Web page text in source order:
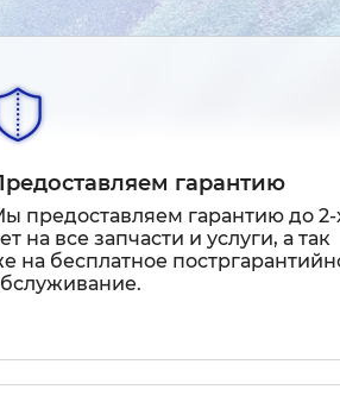
гарантию
предоставляем гарантию до 2-
на все запчасти и услуги, а так
на бесплатное